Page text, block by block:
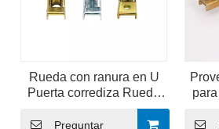
Rueda con ranura en U
Puerta corrediza Rueda
con doble rodamiento
Preguntar